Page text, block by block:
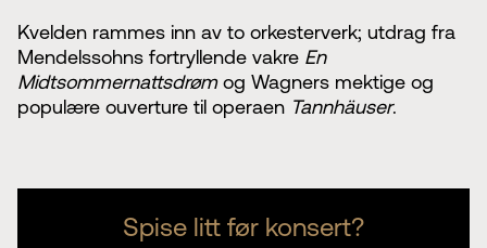
Kvelden rammes inn av to orkesterverk; utdrag fra
Mendelssohns fortryllende vakre En
Midtsommernattsdrømog Wagners mektige og
populære ouverture til operaen Tannhäuser.
Spise litt før konsert?